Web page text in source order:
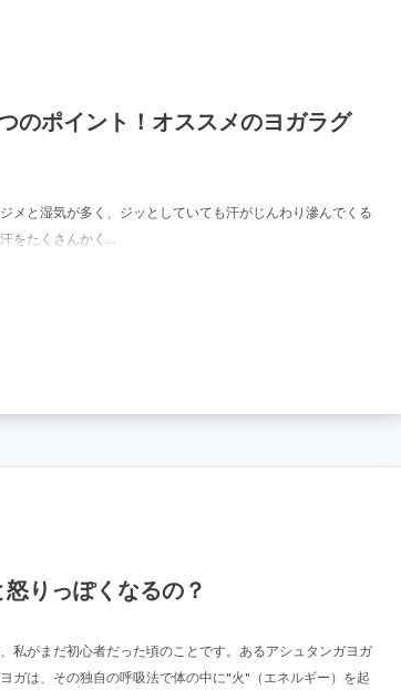
のポイント！オススメのヨガラグ
メと湿気が多く、ジッとしていても汗がじんわり滲んでくる
をたくさんかく...
りっぽくなるの？
私がまだ初心者だった頃のことです。あるアシュタンガヨガ
ガは、その独自の呼吸法で体の中に"火"（エネルギー）を起